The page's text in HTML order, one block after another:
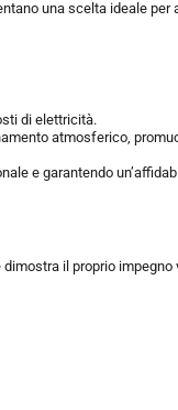
una scelta ideale per
di elettricità.
atmosferico,
e garantendo
dimostra il proprio impegno